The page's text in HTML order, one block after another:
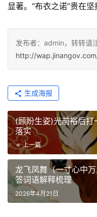
显著。“布衣之诺”贵在
发布者：admin，转转请
http://
生成海报
(顾盼生姿)光前裕后
落实
上一篇
龙飞凤舞（一寸心中
答词语解释梳理
2026年4月21日